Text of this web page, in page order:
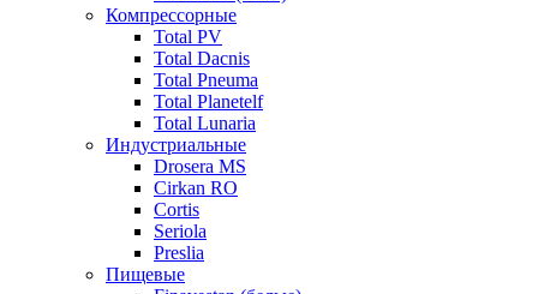
Компрессорные
Total PV
Total Dacnis
Total Pneuma
Total Planetelf
Total Lunaria
Индустриальные
Drosera MS
Cirkan RO
Cortis
Seriola
Preslia
Пищевые